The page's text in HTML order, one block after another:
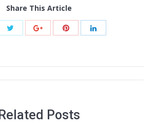
Share This Article
Related Posts